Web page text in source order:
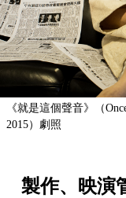
《就是這個聲音》（
2015）劇照
製作、映演